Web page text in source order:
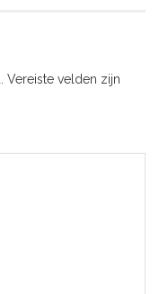
Vereiste velden zijn